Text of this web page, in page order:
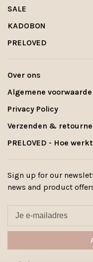
SALE
KADOBON
PRELOVED
Over ons
Algemene
Privacy Policy
Verzenden &
PRELOVED - Hoe
Sign up for our
news and product